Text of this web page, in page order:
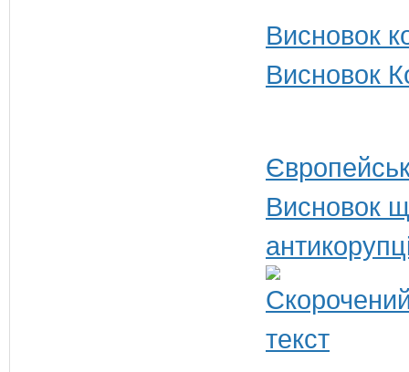
Висновок
Висновок
Висновок